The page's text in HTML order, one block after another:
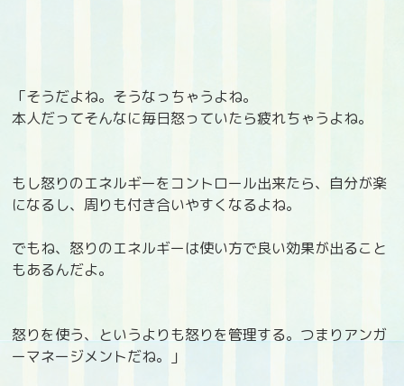
「そうだよね。そうなっちゃうよね。
本人だってそんなに毎日怒っていたら疲れちゃうよね。
もし怒りのエネルギーをコントロール出来たら、自分が楽
になるし、周りも付き合いやすくなるよね。
でもね、怒りのエネルギーは使い方で良い効果が出ること
もあるんだよ。
怒りを使う、というよりも怒りを管理する。つまりアンガ
ーマネージメントだね。」